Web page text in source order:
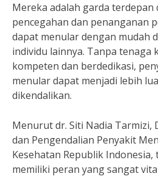
Mereka adalah garda terdepan
pencegahan dan penanganan
dapat menular dengan mudah
individu lainnya. Tanpa tenaga
kompeten dan berdedikasi,
menular dapat menjadi lebih
dikendalikan.
Menurut dr. Siti Nadia Tarmizi,
dan Pengendalian Penyakit
Kesehatan Republik Indonesia,
memiliki peran yang sangat